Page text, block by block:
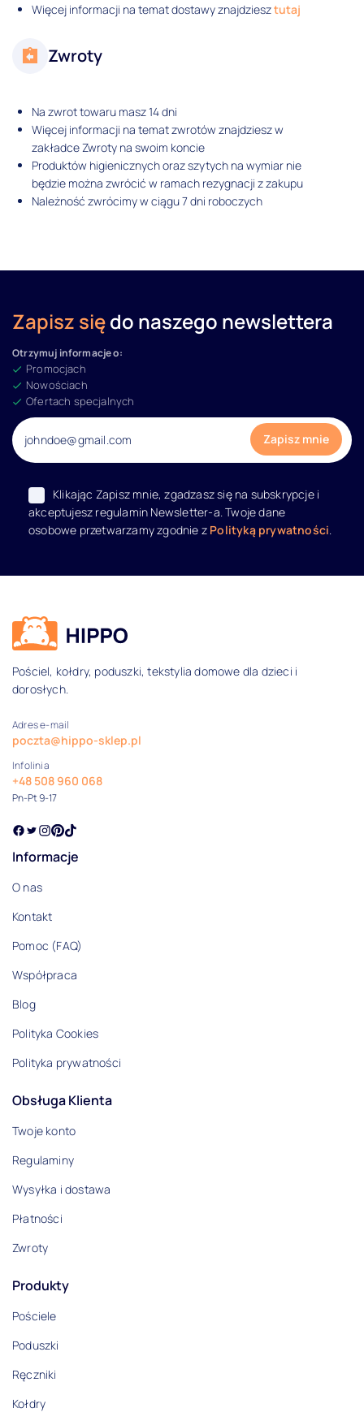
Więcej informacji na temat dostawy znajdziesztutaj
Zwroty
Na zwrot towaru masz 14 dni
Więcej informacji na temat zwrotów znajdziesz w
zakładce Zwroty na swoim koncie
Produktów higienicznych oraz szytych na wymiar nie
będzie można zwrócić w ramach rezygnacji z zakupu
Należność zwrócimy w ciągu 7 dni roboczych
Zapisz siędo naszego newslettera
Otrzymuj informacje o:
Promocjach
Nowościach
Ofertach specjalnych
Klikając Zapisz mnie, zgadzasz się na subskrypcje i
akceptujesz regulamin Newsletter-a. Twoje dane
osobowe przetwarzamy zgodnie z Polityką prywatności.
Dane kontaktowe i informacje
Pościel, kołdry, poduszki, tekstylia domowe dla dzieci i
dorosłych.
Adres e-mail
poczta@hippo-sklep.pl
Infolinia
+48 508 960 068
Pn-Pt 9-17
Informacje
O nas
Kontakt
Pomoc (FAQ)
Współpraca
Blog
Polityka Cookies
Polityka prywatności
Obsługa Klienta
Twoje konto
Regulaminy
Wysyłka i dostawa
Płatności
Zwroty
Produkty
Pościele
Poduszki
Ręczniki
Kołdry